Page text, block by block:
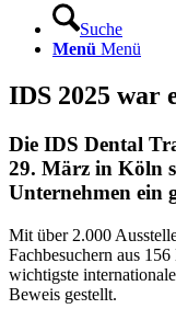
Suche
Menü Menü
IDS 2025 war
Die IDS Dental
29. März in Köln
Unternehmen ein
Mit über 2.000
Fachbesuchern aus
wichtigste
Beweis gestellt.